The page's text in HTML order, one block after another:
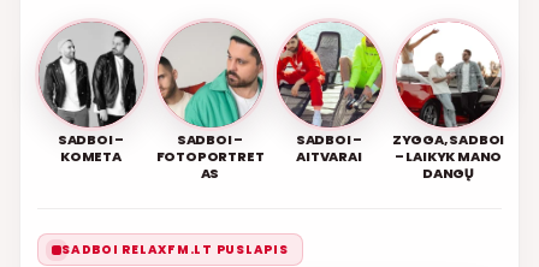
SADBOI –
KOMETA
SADBOI –
FOTOPORTRET
AS
SADBOI –
AITVARAI
ZYGGA, SADBOI
– LAIKYK MANO
DANGŲ
SADBOI RELAXFM.LT PUSLAPIS